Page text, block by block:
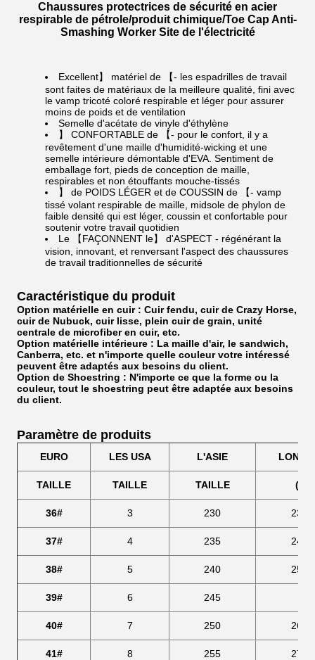
Chaussures protectrices de sécurité en acier
respirable de pétrole/produit chimique/Toe Cap Anti-
Smashing Worker Site de l'électricité
Excellent】 matériel de 【- les espadrilles de travail
sont faites de matériaux de la meilleure qualité, fini avec
le vamp tricoté coloré respirable et léger pour assurer
moins de poids et de ventilation
Semelle d'acétate de vinyle d'éthylène
】 CONFORTABLE de 【- pour le confort, il y a
revêtement d'une maille d'humidité-wicking et une
semelle intérieure démontable d'EVA. Sentiment de
emballage fort, pieds de conception de maille,
respirables et non étouffants mouche-tissés
】 de POIDS LÉGER et de COUSSIN de 【- vamp
tissé volant respirable de maille, midsole de phylon de
faible densité qui est léger, coussin et confortable pour
soutenir votre travail quotidien
Le 【FAÇONNENT le】 d'ASPECT - régénérant la
vision, innovant, et renversant l'aspect des chaussures
de travail traditionnelles de sécurité
Caractéristique du produit
Option matérielle en cuir : Cuir fendu, cuir de Crazy Horse,
cuir de Nubuck, cuir lisse, plein cuir de grain, unité
centrale de microfiber en cuir, etc.
Option matérielle intérieure : La maille d'air, le sandwich,
Canberra, etc. et n'importe quelle couleur votre intéressé
peuvent être adaptés aux besoins du client.
Option de Shoestring : N'importe ce que la forme ou la
couleur, tout le shoestring peut être adaptée aux besoins
du client.
Paramètre de produits
EURO LES USA L'ASIE
TAILLE TAILLE TAILLE
36# 3 230
37# 4 235
38# 5 240
39# 6 245
40# 7 250
41# 8 255